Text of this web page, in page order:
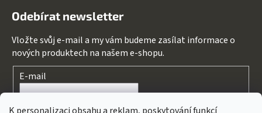
Odebírat newsletter
Vložte svůj e-mail a my vám budeme zasílat informace o
nových produktech na našem e-shopu.
E-mail
Souhlasím spodmínkami ochrany osobních údajů